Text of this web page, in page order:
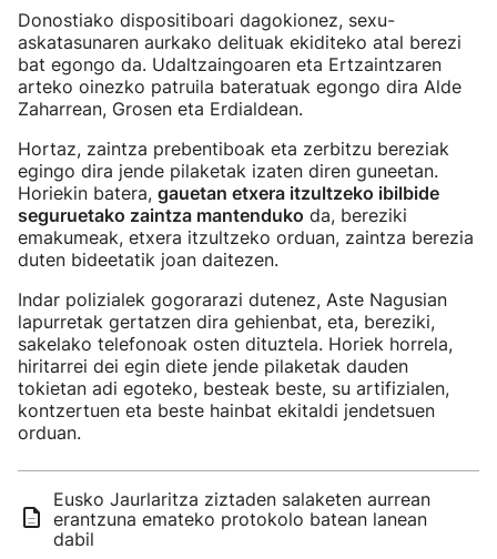
Donostiako dispositiboari dagokionez, sexu-
askatasunaren aurkako delituak ekiditeko atal berezi
bat egongo da. Udaltzaingoaren eta Ertzaintzaren
arteko oinezko patruila bateratuak egongo dira Alde
Zaharrean, Grosen eta Erdialdean.
Hortaz, zaintza prebentiboak eta zerbitzu bereziak
egingo dira jende pilaketak izaten diren guneetan.
Horiekin batera, gauetan etxera itzultzeko ibilbide
seguruetako zaintza mantenduko da, bereziki
emakumeak, etxera itzultzeko orduan, zaintza berezia
duten bideetatik joan daitezen.
Indar polizialek gogorarazi dutenez, Aste Nagusian
lapurretak gertatzen dira gehienbat, eta, bereziki,
sakelako telefonoak osten dituztela. Horiek horrela,
hiritarrei dei egin diete jende pilaketak dauden
tokietan adi egoteko, besteak beste, su artifizialen,
kontzertuen eta beste hainbat ekitaldi jendetsuen
orduan.
Eusko Jaurlaritza ziztaden salaketen aurrean
erantzuna emateko protokolo batean lanean
dabil